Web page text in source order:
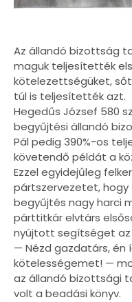
Az állandó bizottság
maguk teljesítették
kötelezettségüket,
túl is teljesítették azt.
Hegedűs József 580
begyűjtési állandó
Pál pedig 390%-os
követendő példát a
Ezzel egyidejűleg
pártszervezetet,
begyűjtés nagy harci
párttitkár elvtárs
nyújtott segítséget az
— Nézd gazdatárs,
kötelességemet! —
az állandó bizottsági
volt a beadási könyv.